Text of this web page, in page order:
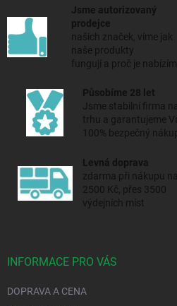
Jsme autorizovaný
prodejce
našich značek, víme jak
naše produkty
fungují a proč je
Působíme 28 let
Jsme stabilní firma na
trhu a garantujeme
100% bezpečný
Levná doprava
zdarma při nákupu
2500 Kč, přes 3500
výdejních míst
INFORMACE PRO VÁS
DOPRAVA A CENA